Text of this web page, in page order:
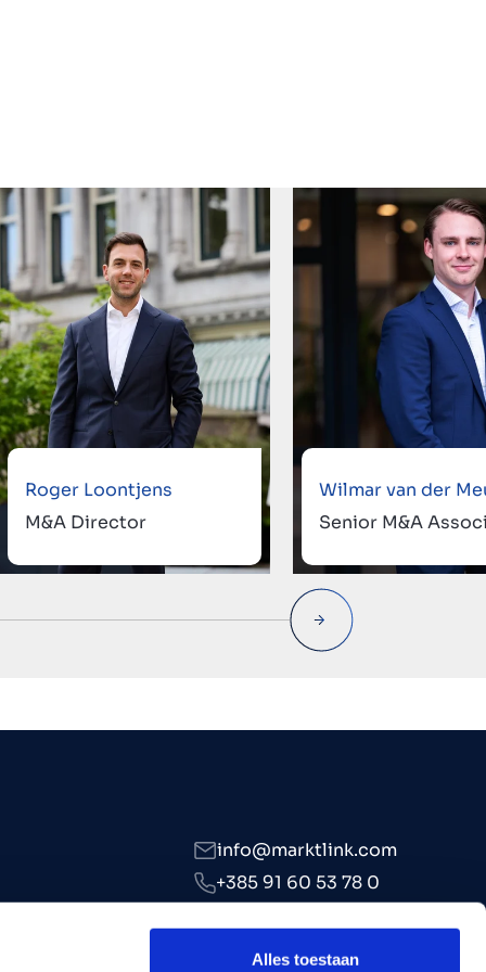
Alles toestaan
Roger Loontjens
M&A Director
Wilmar van der
Senior M&A
info@marktlink.com
+385 91 60 53 78 0